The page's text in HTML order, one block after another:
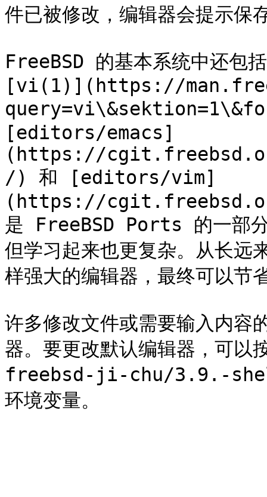
件已被修改，编辑器会提示保
FreeBSD 的基本系统中还包
[vi(1)](https://
[editors/emacs]
(https://
/) 和 [editors/vim]
(https://
是 FreeBSD Ports 的一部分
但学习起来也更复杂。从长
样强大的编辑器，最终可以节
许多修改文件或需要输入内容
器。要更改默认编辑器，
freebsd-ji-chu/3.9.-